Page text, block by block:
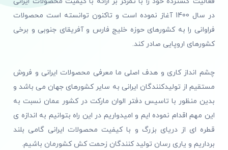
در سال 1400 آغاز نموده است و تاکنون توانسته است محصولات
فراوانی را به کشورهای حوزه خلیج فارس و آفریقای جنوبی و برخی
کشورهای اروپایی صادر کند.
چشم انداز کاری و هدف اصلی ما معرفی محصولات ایرانی و فروش
مستقیم از تولیدکنندگان ایرانی به سایر کشورهای جهان می باشد و
بدین منظور با تاسیس دفتر الوان مارکت در کشور عمان نسبت به
این مهم اقدام نموده ایم و امیدواریم در این راه بتوانیم به اندازه ی
قطره ای از دریای بزرگ و با کیفیت محصولات ایرانی گامی بلند
برداریم و یاری رسان تولید کنندگان زحمت کش کشورمان باشیم.